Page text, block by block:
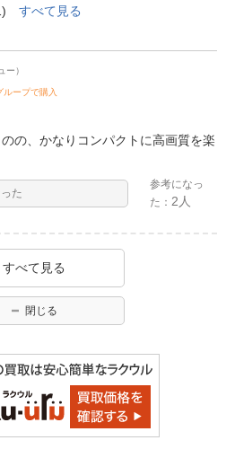
) すべて見る
ー）
ループで購入
の、かなりコンパクトに高画質を楽
た
参考になっ
た： 2人
すべて見る
閉じる